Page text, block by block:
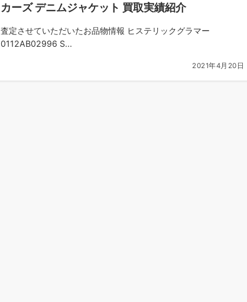
カーズ デニムジャケット 買取実績紹介
査定させていただいたお品物情報 ヒステリックグラマー
0112AB02996 S...
2021年4月20日